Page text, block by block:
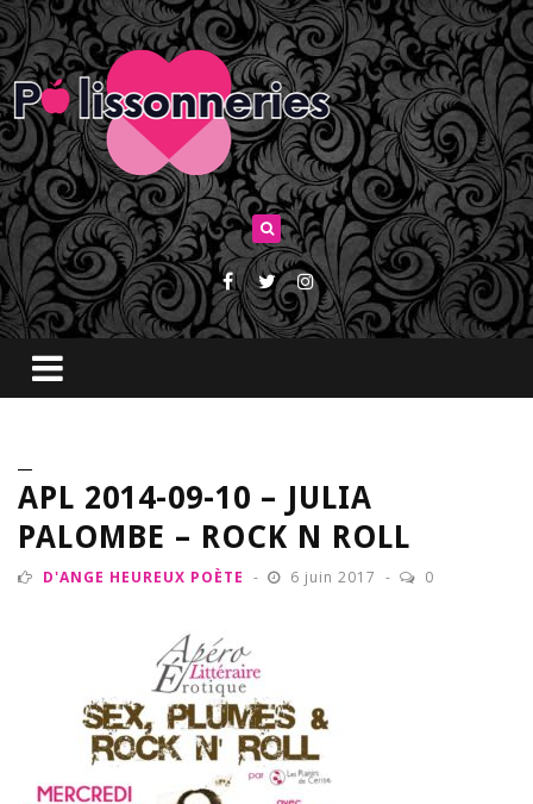
APL 2014-09-10 – JULIA
PALOMBE – ROCK N ROLL
D'ANGE HEUREUX POÈTE 6 juin 2017 0